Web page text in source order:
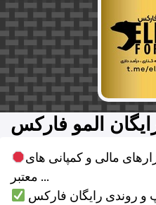
مالی و کمپانی های
معتبر ...
و روندی رایگان فارکس